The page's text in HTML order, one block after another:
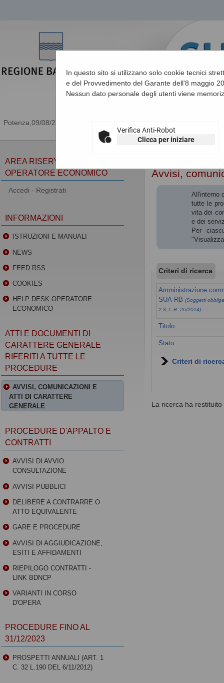
09/08/2026 07:21
Sei qui: Home»
In questo sito si utilizzano solo cookie tecnici
e del Provvedimento del Garante dell'8 maggio
Nessun dato personale degli utenti viene
Verifica Anti-Robot
Clicca per iniziare
Avvisi,
All'interno
tutte le
vita dei
e dei
Per
Criteri di ricerca
Amministrazione
SUA-RB(Soggetti
2-3, L.R. 26/2014) :
Titolo :
Stato :
Criteri di
La ricerca ha restituito
AREA RISERVATA
OPERATORE ECONOMICO
Accedi - Registrati
INFORMAZIONI
ISTRUZIONI E MANUALI
NEWS
FEED RSS
COOKIES
HELP DESK OPERATORE
ECONOMICO
ATTI E DOCUMENTI DI
CARATTERE GENERALE
RIFERITI A TUTTE LE
PROCEDURE
AVVISI, COMUNICAZIONI E
ATTI DI CARATTERE
GENERALE
PROCEDURE D'APPALTO E
CONTRATTI
AVVISI DI AVVIO
CONSULTAZIONE
AVVISI PUBBLICI
DELIBERE A CONTRARRE O
ATTO EQUIVALENTE
GARE E PROCEDURE
AVVISI DI AGGIUDICAZIONE,
ESITI E AFFIDAMENTI
RIEPILOGO CONTRATTI -
LINK BDNCP
VARIANTI IN CORSO
D'OPERA
PROCEDURE FINO AL
31/12/2023
PROSPETTI ANNUALI (ART. 1
C. 32 L.190 DEL 6/11/2012)